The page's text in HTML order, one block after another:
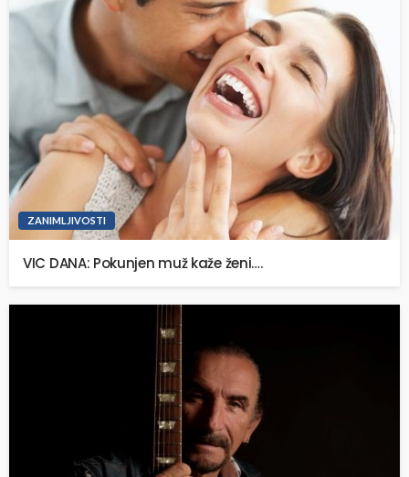
ZANIMLJIVOSTI
VIC DANA: Pokunjen muž kaže ženi….